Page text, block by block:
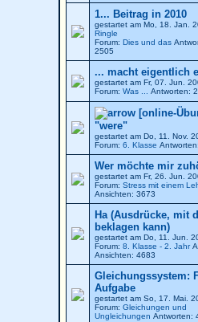
1... Beitrag in 2010
gestartet am Mo, 18. Jan.
Ringle
Forum: Dies und das
2505
... macht eigentlich
gestartet am Fr, 07. Jun.
Forum: Was ... Antworten:
[online-
"were"
gestartet am Do, 11. Nov.
Forum: 6. Klasse
Wer möchte mir
gestartet am Fr, 26. Jun.
Forum: Stress mit einem
Ansichten: 3673
Ha (Ausdrücke, mit
beklagen kann)
gestartet am Do, 11. Jun.
Forum: 8. Klasse - 2. Jahr
Ansichten: 4683
Gleichungssystem:
Aufgabe
gestartet am So, 17. Mai.
Forum: Gleichungen und
Ungleichungen Antworten: